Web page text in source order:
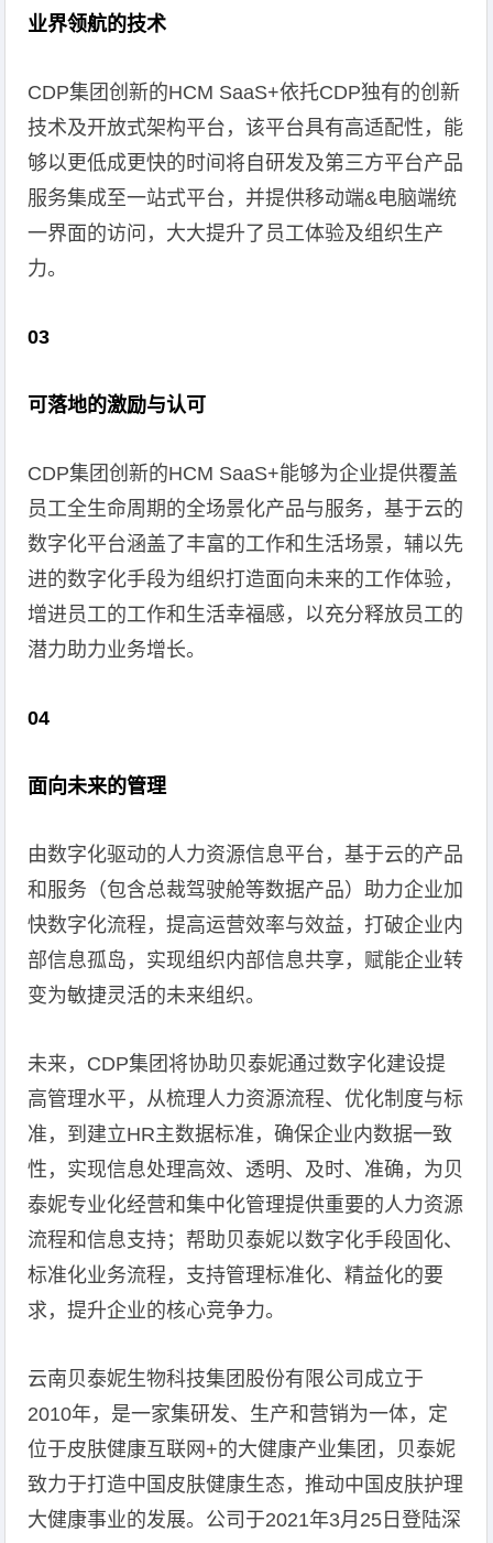
业界领航的技术
CDP集团创新的HCM SaaS+依托CDP独有的创新
技术及开放式架构平台，该平台具有高适配性，能
够以更低成更快的时间将自研发及第三方平台产品
服务集成至一站式平台，并提供移动端&电脑端统
一界面的访问，大大提升了员工体验及组织生产
力。
03
可落地的激励与认可
CDP集团创新的HCM SaaS+能够为企业提供覆盖
员工全生命周期的全场景化产品与服务，基于云的
数字化平台涵盖了丰富的工作和生活场景，辅以先
进的数字化手段为组织打造面向未来的工作体验，
增进员工的工作和生活幸福感，以充分释放员工的
潜力助力业务增长。
04
面向未来的管理
由数字化驱动的人力资源信息平台，基于云的产品
和服务（包含总裁驾驶舱等数据产品）助力企业加
快数字化流程，提高运营效率与效益，打破企业内
部信息孤岛，实现组织内部信息共享，赋能企业转
变为敏捷灵活的未来组织。
未来，CDP集团将协助贝泰妮通过数字化建设提
高管理水平，从梳理人力资源流程、优化制度与标
准，到建立HR主数据标准，确保企业内数据一致
性，实现信息处理高效、透明、及时、准确，为贝
泰妮专业化经营和集中化管理提供重要的人力资源
流程和信息支持；帮助贝泰妮以数字化手段固化、
标准化业务流程，支持管理标准化、精益化的要
求，提升企业的核心竞争力。
云南贝泰妮生物科技集团股份有限公司成立于
2010年，是一家集研发、生产和营销为一体，定
位于皮肤健康互联网+的大健康产业集团，贝泰妮
致力于打造中国皮肤健康生态，推动中国皮肤护理
大健康事业的发展。公司于2021年3月25日登陆深